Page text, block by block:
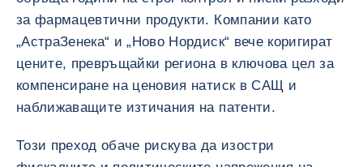
за фармацевтични продукти. Компании като
„АстраЗенека“ и „Ново Нордиск“ вече коригират
цените, превръщайки региона в ключова цел за
компенсиране на ценовия натиск в САЩ и
наближаващите изтичания на патенти.
Този преход обаче рискува да изостри